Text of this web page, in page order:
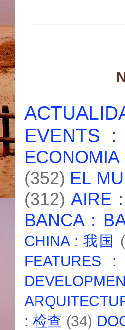
EVENTS
(352) EL
(312) AIRE
BANCA :
CHINA : 我国
: 检查 (34)